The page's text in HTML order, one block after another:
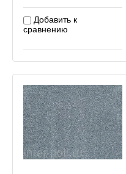
Добавить к
сравнению